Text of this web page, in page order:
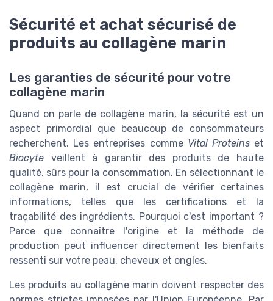
Sécurité et achat sécurisé de
produits au collagène marin
Les garanties de sécurité pour votre
collagène marin
Quand on parle de collagène marin, la sécurité est un
aspect primordial que beaucoup de consommateurs
recherchent. Les entreprises comme Vital Proteinset
Biocyte veillent à garantir des produits de haute
qualité, sûrs pour la consommation. En sélectionnant le
collagène marin, il est crucial de vérifier certaines
informations, telles que les certifications et la
traçabilité des ingrédients. Pourquoi c'est important ?
Parce que connaître l'origine et la méthode de
production peut influencer directement les bienfaits
ressenti sur votre peau, cheveux et ongles.
Les produits au collagène marin doivent respecter des